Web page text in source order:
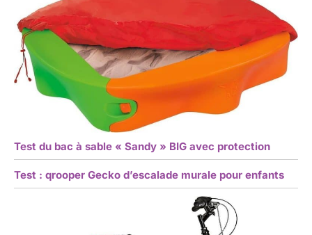
Test du bac à sable « Sandy » BIG avec protection
Test : qrooper Gecko d’escalade murale pour enfants